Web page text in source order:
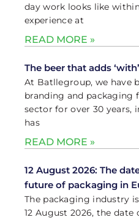
day work looks like
experience at
READ MORE »
The beer that adds
At Batllegroup, we have
branding and packaging
sector for over 30 years,
has
READ MORE »
12 August 2026: The
future of packaging in
The packaging industry
12 August 2026, the